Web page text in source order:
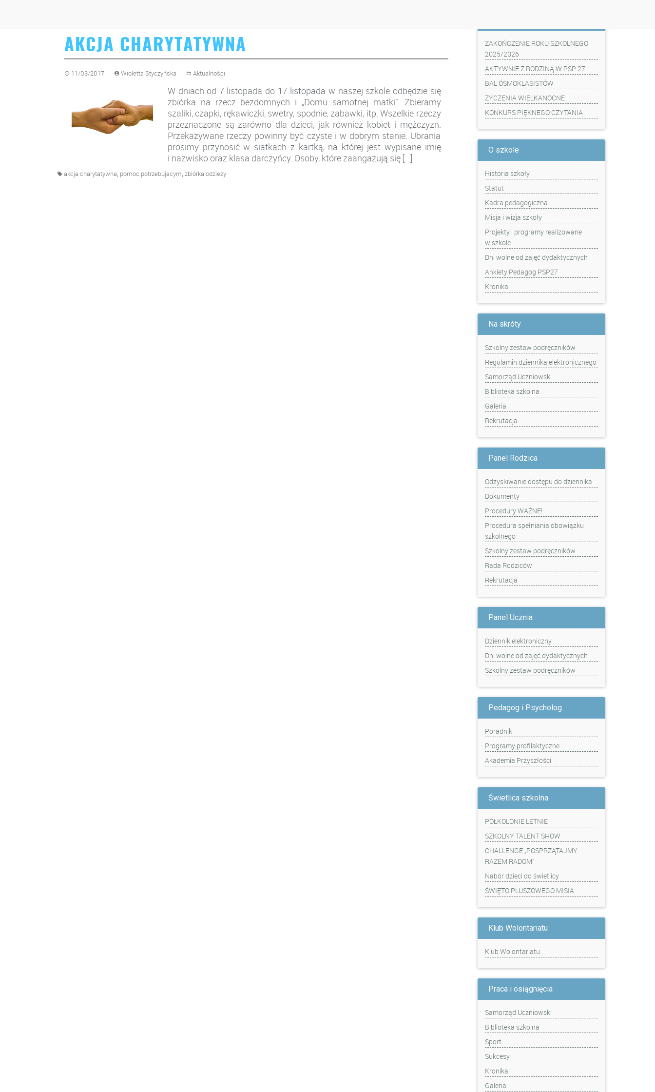
AKCJA CHARYTATYWNA
11/03/2017 Wioletta Styczyńska Aktualności
W dniach od 7 listopada do 17 listopada w naszej szkole odbędzie się
zbiórka na rzecz bezdomnych i „Domu samotnej matki”. Zbieramy
szaliki, czapki, rękawiczki, swetry, spodnie, zabawki, itp. Wszelkie rzeczy
przeznaczone są zarówno dla dzieci, jak również kobiet i mężczyzn.
Przekazywane rzeczy powinny być czyste i w dobrym stanie. Ubrania
prosimy przynosić w siatkach z kartką, na której jest wypisane imię
i nazwisko oraz klasa darczyńcy. Osoby, które zaangażują się […]
akcja charytatywna, pomoc potrzebujacym, zbiórka odzieży
ZAKOŃCZENIE ROKU SZKOLNEGO
2025/2026
AKTYWNIE Z RODZINĄ W PSP 27
BAL ÓSMOKLASISTÓW
ŻYCZENIA WIELKANOCNE
KONKURS PIĘKNEGO CZYTANIA
O szkole
Historia szkoły
Statut
Kadra pedagogiczna
Misja i wizja szkoły
Projekty i programy realizowane
w szkole
Dni wolne od zajęć dydaktycznych
Ankiety Pedagog PSP27
Kronika
Na skróty
Szkolny zestaw podręczników
Regulamin dziennika elektronicznego
Samorząd Uczniowski
Biblioteka szkolna
Galeria
Rekrutacja
Panel Rodzica
Odzyskiwanie dostępu do dziennika
Dokumenty
Procedury WAŻNE!
Procedura spełniania obowiązku
szkolnego
Szkolny zestaw podręczników
Rada Rodziców
Rekrutacja
Panel Ucznia
Dziennik elektroniczny
Dni wolne od zajęć dydaktycznych
Szkolny zestaw podręczników
Pedagog i Psycholog
Poradnik
Programy profilaktyczne
Akademia Przyszłości
Świetlica szkolna
PÓŁKOLONIE LETNIE
SZKOLNY TALENT SHOW
CHALLENGE „POSPRZĄTAJMY
RAZEM RADOM”
Nabór dzieci do świetlicy
ŚWIĘTO PLUSZOWEGO MISIA
Klub Wolontariatu
Klub Wolontariatu
Praca i osiągnięcia
Samorząd Uczniowski
Biblioteka szkolna
Sport
Sukcesy
Kronika
Galeria